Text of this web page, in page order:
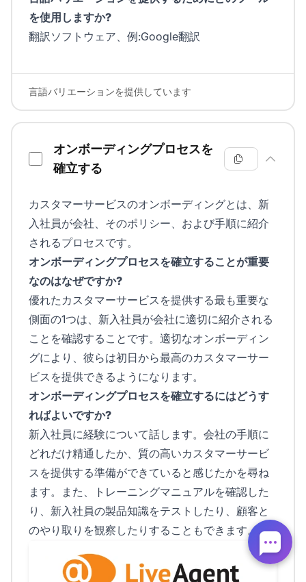
を使用しますか?
翻訳ソフトウェア、例:Google翻訳
言語バリエーションを提供しています
オンボーディングプロセスを
確立する
カスタマーサービスのオンボーディングとは、新
入社員が会社、そのポリシー、および手順に紹介
されるプロセスです。
オンボーディングプロセスを確立することが重要
なのはなぜですか?
優れたカスタマーサービスを提供する最も重要な
側面の1つは、新入社員が会社に適切に紹介される
ことを確認することです。適切なオンボーディン
グにより、彼らは初日から最高のカスタマーサー
ビスを提供できるようになります。
オンボーディングプロセスを確立するにはどうす
ればよいですか?
新入社員に経験について話します。会社の手順に
どれだけ精通したか、質の高いカスタマーサービ
スを提供する準備ができていると感じたかを尋ね
ます。また、トレーニングマニュアルを確認した
り、新入社員の製品知識をテストしたり、顧客と
のやり取りを観察したりすることもできます。